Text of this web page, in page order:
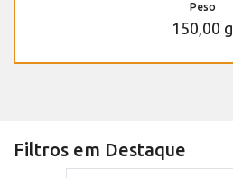
Peso
150,00 g
Filtros em Destaque